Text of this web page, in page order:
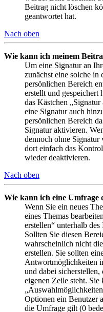
Beitrag nicht löschen
geantwortet hat.
Nach oben
Wie kann ich meinem
Um eine Signatur an
zunächst eine solche
persönlichen Bereich
erstellt und gespeichert
das Kästchen
eine Signatur auch
persönlichen Bereich
Signatur aktivieren.
dennoch ohne Signatur
dort einfach das
wieder deaktivieren.
Nach oben
Wie kann ich eine Umfrage
Wenn Sie ein neues
eines Themas
erstellen“ unterhalb
Sollten Sie diesen
wahrscheinlich nicht
erstellen. Sie sollten
Antwortmöglichkeiten
und dabei
eigenen Zeile steht. Sie
Optionen ein Benutzer
die Umfrage gilt (0